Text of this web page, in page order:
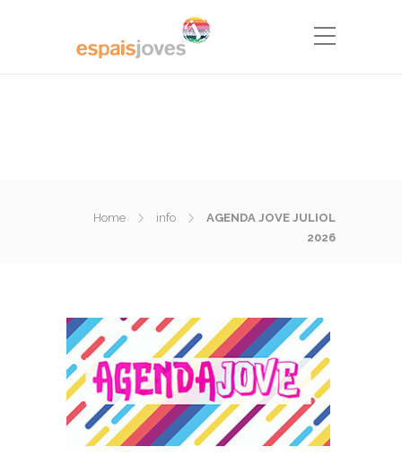
Home info
AGENDA JOVE JULIOL
2026